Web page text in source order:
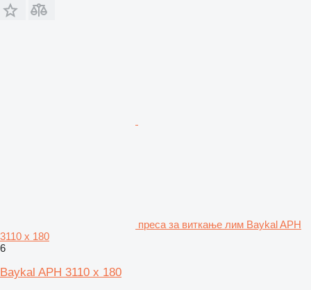
преса за виткање лим Baykal APH
3110 x 180
6
Baykal APH 3110 x 180